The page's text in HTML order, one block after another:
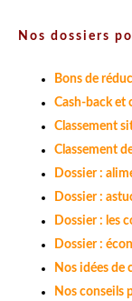
Nos dossiers
Bons de
Cash-back et
Classement
Classement
Dossier :
Dossier :
Dossier : les
Dossier :
Nos idées de
Nos conseils